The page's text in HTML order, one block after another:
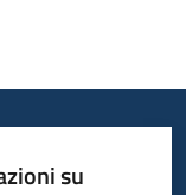
su